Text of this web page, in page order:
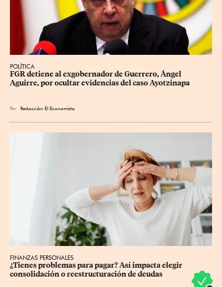
POLÍTICA
FGR detiene al exgobernador de Guerrero, Ángel
Aguirre, por ocultar evidencias del caso Ayotzinapa
Por Redacción El Economista
FINANZAS PERSONALES
¿Tienes problemas para pagar? Así impacta elegir
consolidación o reestructuración de deudas